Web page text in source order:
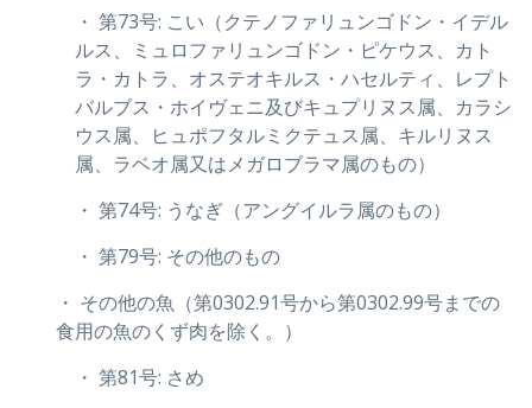
・ 第73号: こい（クテノファリュンゴドン・イデル
ルス、ミュロファリュンゴドン・ピケウス、カト
ラ・カトラ、オステオキルス・ハセルティ、レプト
バルブス・ホイヴェニ及びキュプリヌス属、カラシ
ウス属、ヒュポフタルミクテュス属、キルリヌス
属、ラベオ属又はメガロブラマ属のもの）
・ 第74号: うなぎ（アングイルラ属のもの）
・ 第79号: その他のもの
・ その他の魚（第0302.91号から第0302.99号までの
食用の魚のくず肉を除く。）
・ 第81号: さめ